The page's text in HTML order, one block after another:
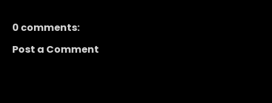
0 comments:
Post a Comment